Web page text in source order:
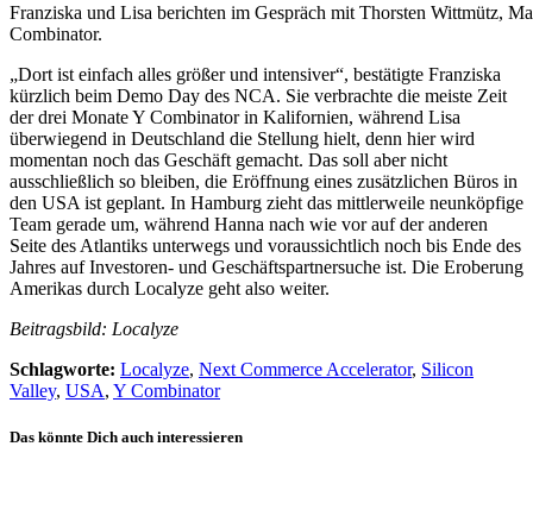
Franziska und Lisa berichten im Gespräch mit Thorsten Wittmütz,
Combinator.
„Dort ist einfach alles größer und intensiver“, bestätigte Franziska
kürzlich beim Demo Day des NCA. Sie verbrachte die meiste Zeit
der drei Monate Y Combinator in Kalifornien, während Lisa
überwiegend in Deutschland die Stellung hielt, denn hier wird
momentan noch das Geschäft gemacht. Das soll aber nicht
ausschließlich so bleiben, die Eröffnung eines zusätzlichen Büros in
den USA ist geplant. In Hamburg zieht das mittlerweile neunköpfige
Team gerade um, während Hanna nach wie vor auf der anderen
Seite des Atlantiks unterwegs und voraussichtlich noch bis Ende des
Jahres auf Investoren- und Geschäftspartnersuche ist. Die Eroberung
Amerikas durch Localyze geht also weiter.
Beitragsbild: Localyze
Schlagworte: Localyze, Next Commerce Accelerator, Silicon
Valley, USA, Y Combinator
Das könnte Dich auch interessieren